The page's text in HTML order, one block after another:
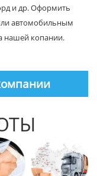
и др. Оформить
автомобильным
нашей копании.